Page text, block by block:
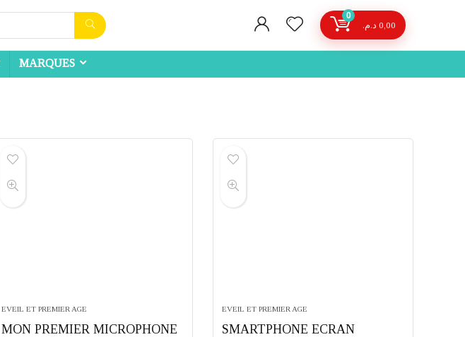
0
0,00 د.م.
MARQUES
EVEIL ET PREMIER AGE
MON PREMIER MICROPHONE
EVEIL ET PREMIER AGE
SMARTPHONE ECRAN